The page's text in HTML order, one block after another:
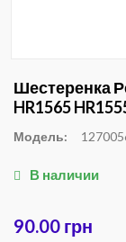
Шестеренка
HR1565
Модель:
В наличии
90.00 грн